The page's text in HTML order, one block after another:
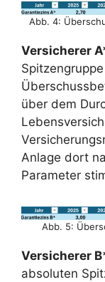
Abb. 4:
Versicherer
über dem
Anlage dort
Parameter
Abb. 5:
Versicherer
absoluten